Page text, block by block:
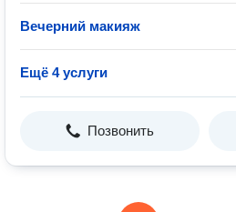
Вечерний макияж
Ещё 4 услуги
Позвонить